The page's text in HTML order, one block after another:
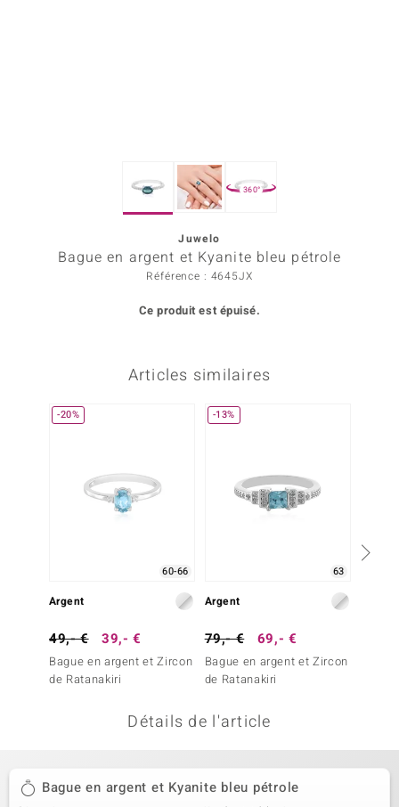
360°
Juwelo
Bague en argent et Kyanite bleu pétrole
Référence : 4645JX
Ce produit est épuisé.
Articles similaires
-20%
60-66
Argent
49,- € 39,- €
Bague en argent et Zircon
de Ratanakiri
-13%
63
Argent
79,- € 69,- €
Bague en argent et Zircon
de Ratanakiri
Détails de l'article
Bague en argent et Kyanite bleu pétrole